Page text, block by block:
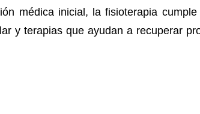
médica inicial, la fisioterapia
y terapias que ayudan a recuperar